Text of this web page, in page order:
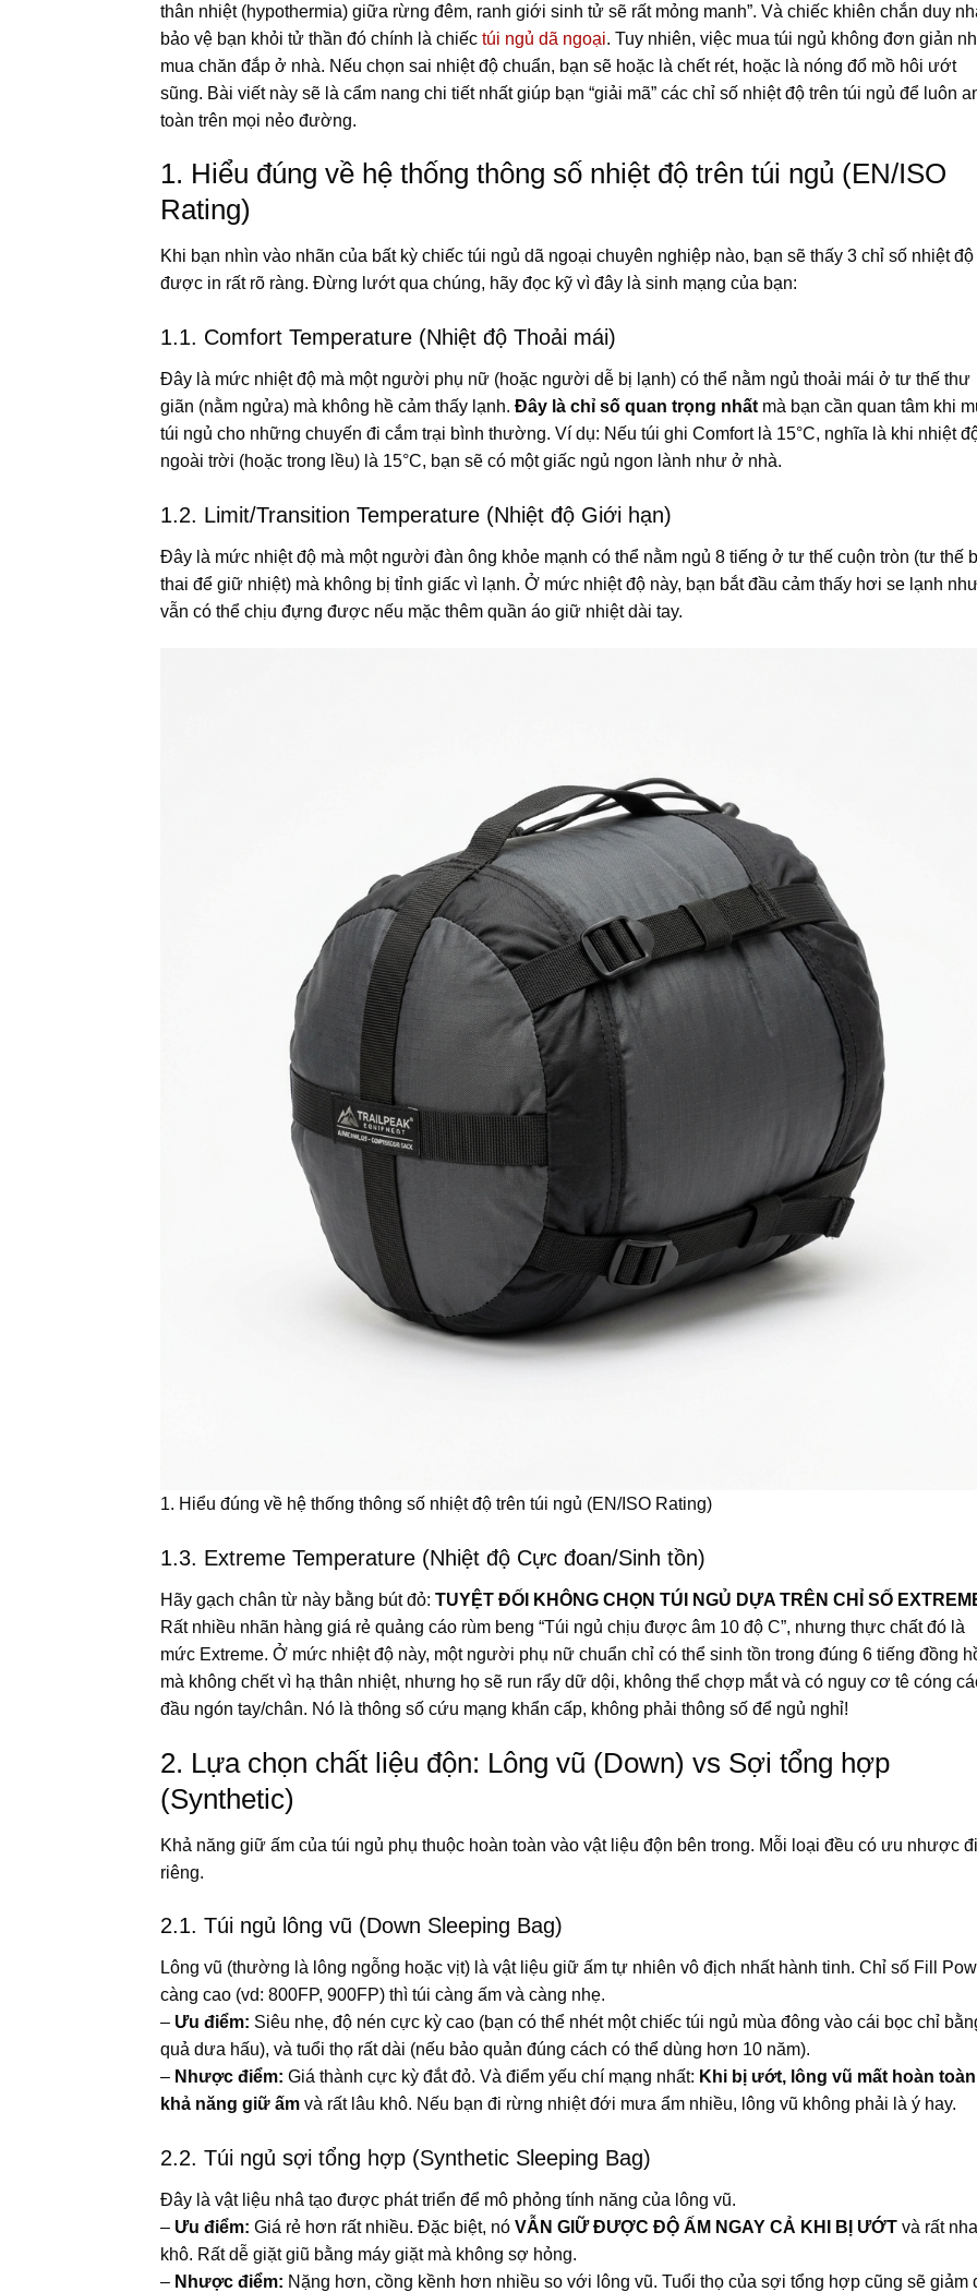
thân nhiệt (hypothermia) giữa rừng đêm, ranh giới sinh tử sẽ rất mỏng manh”. Và chiếc khiên chắn duy
bảo vệ bạn khỏi tử thần đó chính là chiếc túi ngủ dã ngoại. Tuy nhiên, việc mua túi ngủ không đơn giản
mua chăn đắp ở nhà. Nếu chọn sai nhiệt độ chuẩn, bạn sẽ hoặc là chết rét, hoặc là nóng đổ mồ hôi ướt
sũng. Bài viết này sẽ là cẩm nang chi tiết nhất giúp bạn “giải mã” các chỉ số nhiệt độ trên túi ngủ để luôn
toàn trên mọi nẻo đường.
1. Hiểu đúng về hệ thống thông số nhiệt độ trên túi ngủ (EN/ISO
Rating)
Khi bạn nhìn vào nhãn của bất kỳ chiếc túi ngủ dã ngoại chuyên nghiệp nào, bạn sẽ thấy 3 chỉ số nhiệt độ
được in rất rõ ràng. Đừng lướt qua chúng, hãy đọc kỹ vì đây là sinh mạng của bạn:
1.1. Comfort Temperature (Nhiệt độ Thoải mái)
Đây là mức nhiệt độ mà một người phụ nữ (hoặc người dễ bị lạnh) có thể nằm ngủ thoải mái ở tư thế thư
giãn (nằm ngửa) mà không hề cảm thấy lạnh. Đây là chỉ số quan trọng nhất mà bạn cần quan tâm khi
túi ngủ cho những chuyến đi cắm trại bình thường. Ví dụ: Nếu túi ghi Comfort là 15°C, nghĩa là khi nhiệt
ngoài trời (hoặc trong lều) là 15°C, bạn sẽ có một giấc ngủ ngon lành như ở nhà.
1.2. Limit/Transition Temperature (Nhiệt độ Giới hạn)
Đây là mức nhiệt độ mà một người đàn ông khỏe mạnh có thể nằm ngủ 8 tiếng ở tư thế cuộn tròn (tư thế
thai để giữ nhiệt) mà không bị tỉnh giấc vì lạnh. Ở mức nhiệt độ này, bạn bắt đầu cảm thấy hơi se lạnh
vẫn có thể chịu đựng được nếu mặc thêm quần áo giữ nhiệt dài tay.
1. Hiểu đúng về hệ thống thông số nhiệt độ trên túi ngủ (EN/ISO Rating)
1.3. Extreme Temperature (Nhiệt độ Cực đoan/Sinh tồn)
Hãy gạch chân từ này bằng bút đỏ: TUYỆT ĐỐI KHÔNG CHỌN TÚI NGỦ DỰA TRÊN CHỈ SỐ
Rất nhiều nhãn hàng giá rẻ quảng cáo rùm beng “Túi ngủ chịu được âm 10 độ C”, nhưng thực chất đó là
mức Extreme. Ở mức nhiệt độ này, một người phụ nữ chuẩn chỉ có thể sinh tồn trong đúng 6 tiếng đồng
mà không chết vì hạ thân nhiệt, nhưng họ sẽ run rẩy dữ dội, không thể chợp mắt và có nguy cơ tê cóng
đầu ngón tay/chân. Nó là thông số cứu mạng khẩn cấp, không phải thông số để ngủ nghỉ!
2. Lựa chọn chất liệu độn: Lông vũ (Down) vs Sợi tổng hợp
(Synthetic)
Khả năng giữ ấm của túi ngủ phụ thuộc hoàn toàn vào vật liệu độn bên trong. Mỗi loại đều có ưu nhược
riêng.
2.1. Túi ngủ lông vũ (Down Sleeping Bag)
Lông vũ (thường là lông ngỗng hoặc vịt) là vật liệu giữ ấm tự nhiên vô địch nhất hành tinh. Chỉ số Fill
càng cao (vd: 800FP, 900FP) thì túi càng ấm và càng nhẹ.
– Ưu điểm: Siêu nhẹ, độ nén cực kỳ cao (bạn có thể nhét một chiếc túi ngủ mùa đông vào cái bọc chỉ
quả dưa hấu), và tuổi thọ rất dài (nếu bảo quản đúng cách có thể dùng hơn 10 năm).
– Nhược điểm: Giá thành cực kỳ đắt đỏ. Và điểm yếu chí mạng nhất: Khi bị ướt, lông vũ mất hoàn toàn
khả năng giữ ấm và rất lâu khô. Nếu bạn đi rừng nhiệt đới mưa ẩm nhiều, lông vũ không phải là ý hay.
2.2. Túi ngủ sợi tổng hợp (Synthetic Sleeping Bag)
Đây là vật liệu nhâ tạo được phát triển để mô phỏng tính năng của lông vũ.
– Ưu điểm: Giá rẻ hơn rất nhiều. Đặc biệt, nó VẪN GIỮ ĐƯỢC ĐỘ ẤM NGAY CẢ KHI BỊ ƯỚT và rất
khô. Rất dễ giặt giũ bằng máy giặt mà không sợ hỏng.
– Nhược điểm: Nặng hơn, cồng kềnh hơn nhiều so với lông vũ. Tuổi thọ của sợi tổng hợp cũng sẽ giảm